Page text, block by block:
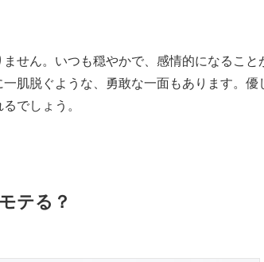
せん。いつも穏やかで、感情的になること
肌脱ぐような、勇敢な一面もあります。
でしょう。
テる？